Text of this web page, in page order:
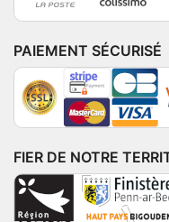
PAIEMENT SÉCURISÉ
FIER DE NOTRE